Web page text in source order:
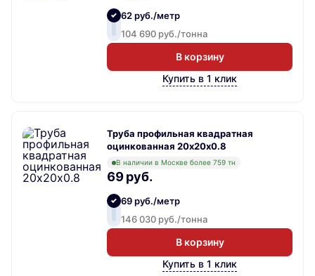
62 руб./метр
104 690 руб./тонна
В корзину
Купить в 1 клик
Труба профильная квадратная
оцинкованная 20х20х0.8
В наличии в Москве более 759 тн
69 руб.
69 руб./метр
146 030 руб./тонна
В корзину
Купить в 1 клик